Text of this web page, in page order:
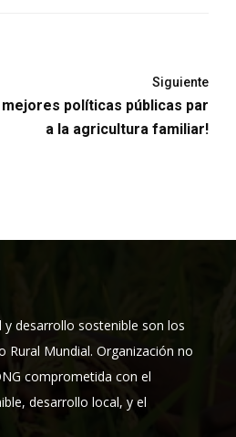
Siguiente
mejores políticas públicas par
a la agricultura familiar!
y desarrollo sostenible son los
Rural Mundial. Organización no
comprometida con el
desarrollo local, y el